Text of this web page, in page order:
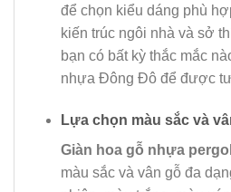
để chọn kiểu dáng phù
kiến trúc ngôi nhà và sở
bạn có bất kỳ thắc mắc
nhựa Đông Đô để được
Lựa chọn màu sắc và
Giàn hoa gỗ nhựa
màu sắc và vân gỗ đa